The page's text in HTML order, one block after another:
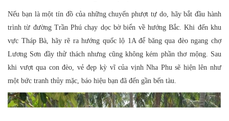
Nếu bạn là một tín đồ của những chuyến phượt tự do, hãy bắt đầu hành
trình từ đường Trần Phú chạy dọc bờ biển về hướng Bắc. Khi đến khu
vực Tháp Bà, hãy rẽ ra hướng quốc lộ 1A để băng qua đèo ngang chợ
Lương Sơn đầy thử thách nhưng cũng không kém phần thơ mộng. Sau
khi vượt qua con đèo, vẻ đẹp kỳ vĩ của vịnh Nha Phu sẽ hiện lên như
một bức tranh thủy mặc, báo hiệu bạn đã đến gần bến tàu.